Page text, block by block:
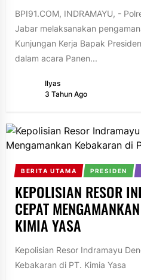
BPI91.COM, INDRAMAYU, -
Jabar melaksanakan
Kunjungan Kerja Bapak
dalam acara Panen...
Ilyas
3 Tahun Ago
BERITA UTAMA PRESIDEN
KEPOLISIAN RESOR
CEPAT
KIMIA YASA
Kepolisian Resor Indramayu
Kebakaran di PT. Kimia Yasa